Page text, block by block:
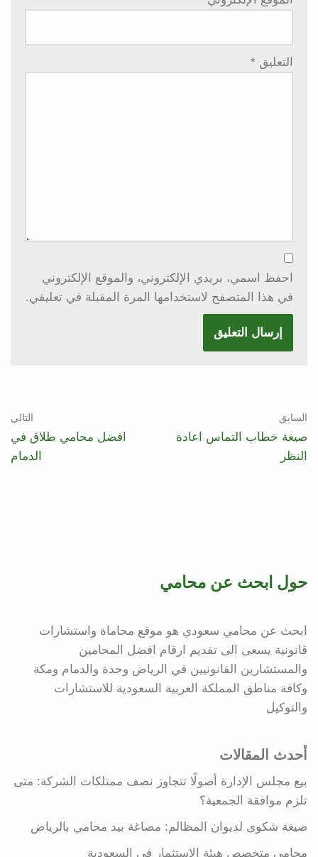
التعليق *
احفظ اسمي، بريدي الإلكتروني، والموقع الإلكتروني
في هذا المتصفح لاستخدامها المرة المقبلة في تعليقي.
السابق
صيغة خطاب التماس اعادة
النظر
التالي
افضل محامي طلاق في
الدمام
حول ابحث عن محامي
ابحث عن محامي سعودي هو موقع محاماة واستشارات
قانونية يسعى الى تقديم ارقام افضل المحامين
والمستشارين القانونيين في الرياض وجدة والدمام ومكة
وكافة مناطق المملكة العربية السعودية للاستشارات
والتوكيل
أحدث المقالات
بيع مجلس الإدارة أصولًا تتجاوز نصف ممتلكات الشركة: متى
تلزم موافقة الجمعية؟
صيغة شكوى لديوان المظالم: مصاغة بيد محامي بالرياض
محامي متخصص هيئة الاستثمار في السعودية